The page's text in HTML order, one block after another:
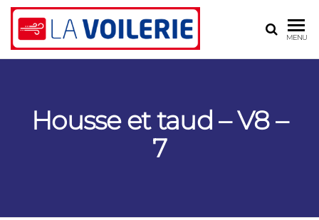
VOILERIE
ASSOCIÉS
gréement
MENU
Housse et taud – V8 –
7